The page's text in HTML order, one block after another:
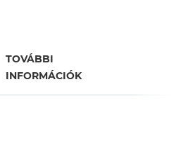
TOVÁBBI
INFORMÁCIÓK